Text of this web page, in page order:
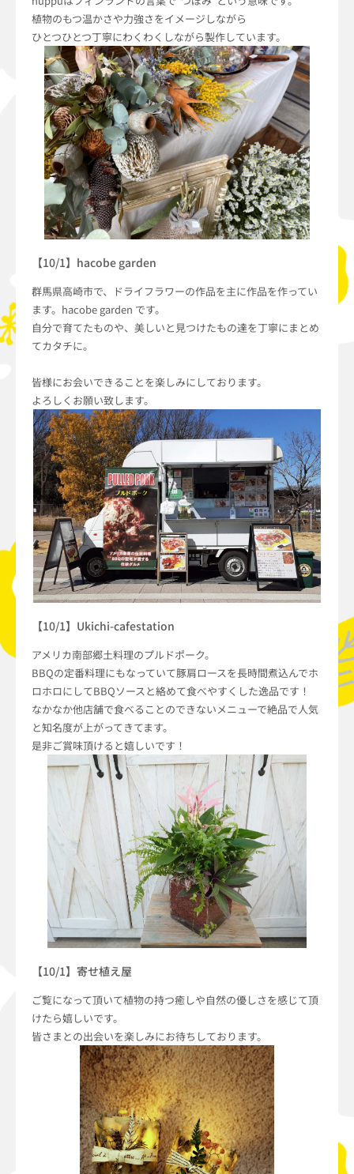
植物のもつ温かさや力強さをイメージしながら
ひとつひとつ丁寧にわくわくしながら製作しています。
【10/1】hacobe garden
群馬県高崎市で、ドライフラワーの作品を主に作品を作ってい
ます。hacobe garden です。
自分で育てたものや、美しいと見つけたもの達を丁寧にまとめ
てカタチに。
皆様にお会いできることを楽しみにしております。
よろしくお願い致します。
【10/1】Ukichi-cafestation
アメリカ南部郷土料理のプルドポーク。
BBQの定番料理にもなっていて豚肩ロースを長時間煮込んでホ
ロホロにしてBBQソースと絡めて食べやすくした逸品です！
なかなか他店舗で食べることのできないメニューで絶品で人気
と知名度が上がってきてます。
是非ご賞味頂けると嬉しいです！
【10/1】寄せ植え屋
ご覧になって頂いて植物の持つ癒しや自然の優しさを感じて頂
けたら嬉しいです。
皆さまとの出会いを楽しみにお待ちしております。